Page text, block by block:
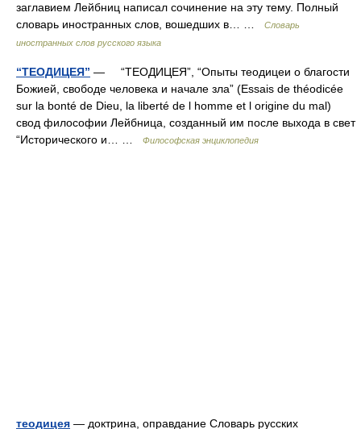
заглавием Лейбниц написал сочинение на эту тему. Полный
словарь иностранных слов, вошедших в… …
Словарь
иностранных слов русского языка
“ТЕОДИЦЕЯ” — “ТЕОДИЦЕЯ”, “Опыты теодицеи о благости
Божией, свободе человека и начале зла” (Essais de théodicée
sur la bonté de Dieu, la liberté de l homme et l origine du mal)
свод философии Лейбница, созданный им после выхода в свет
“Исторического и… …
Философская энциклопедия
теодицея — доктрина, оправдание Словарь русских